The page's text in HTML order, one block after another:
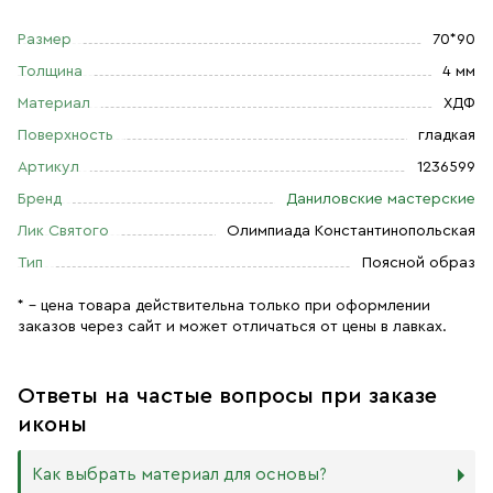
Размер 70*90
Толщина 4 мм
Материал ХДФ
Поверхность гладкая
Артикул 1236599
Бренд Даниловские мастерские
Лик Святого Олимпиада Константинопольская
Тип Поясной образ
* – цена товара действительна только при оформлении
заказов через сайт и может отличаться от цены в лавках.
Ответы на частые вопросы при заказе
иконы
Как выбрать материал для основы?